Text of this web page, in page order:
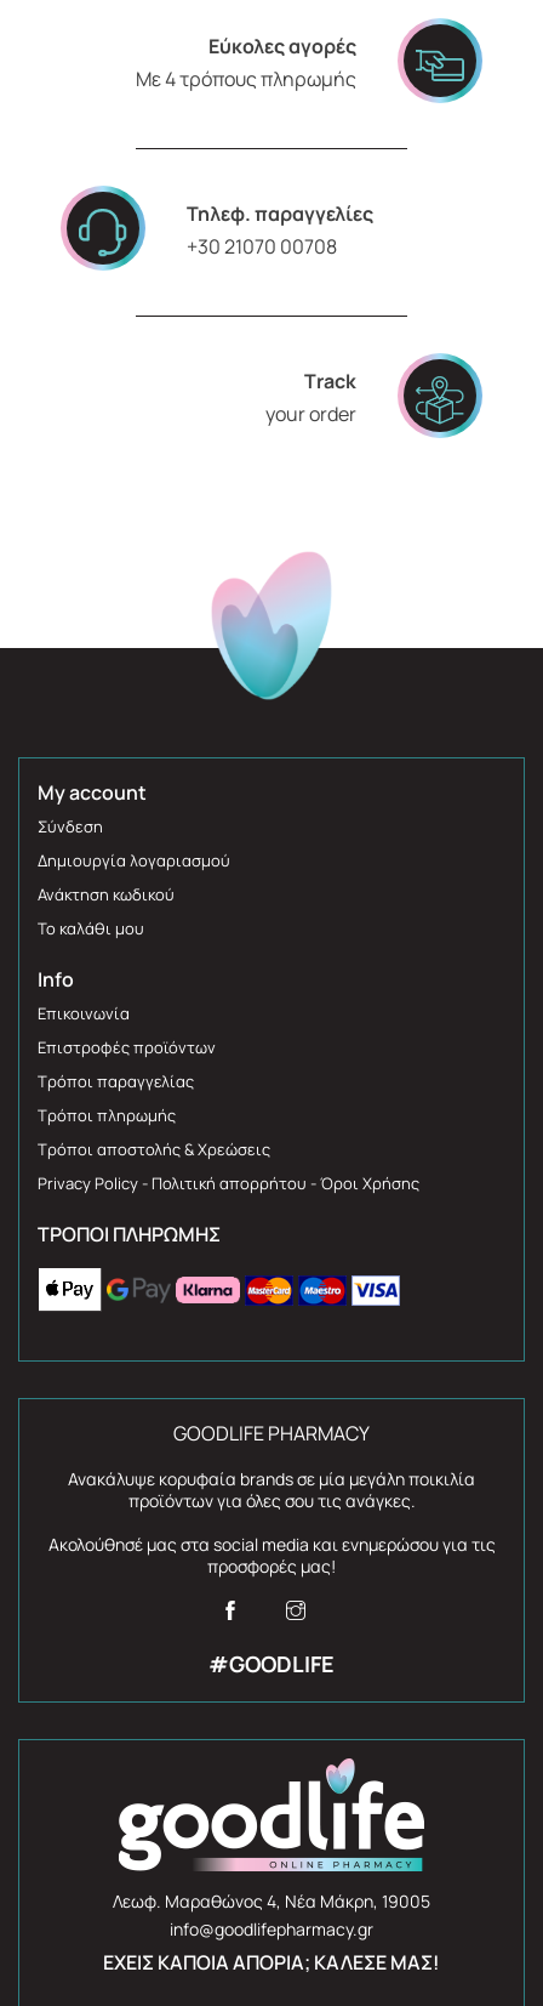
Εύκολες αγορές
Με 4 τρόπους πληρωμής
Τηλεφ. παραγγελίες
+30 21070 00708
Τrack
your order
My account
Σύνδεση
Δημιουργία λογαριασμού
Ανάκτηση κωδικού
Το καλάθι μου
Info
Επικοινωνία
Επιστροφές προϊόντων
Τρόποι παραγγελίας
Τρόποι πληρωμής
Τρόποι αποστολής & Χρεώσεις
Privacy Policy - Πολιτική απορρήτου - Όροι Χρήσης
ΤΡΌΠΟΙ ΠΛΗΡΩΜΉΣ
GOODLIFE PHARMACY
Ανακάλυψε κορυφαία brands σε μία μεγάλη ποικιλία
προϊόντων για όλες σου τις ανάγκες.
Ακολούθησέ μας στα social media και ενημερώσου για τις
προσφορές μας!
#GOODLIFE
Λεωφ. Μαραθώνος 4, Νέα Μάκρη, 19005
info@goodlifepharmacy.gr
ΈΧΕΙΣ ΚΆΠΟΙΑ ΑΠΟΡΊΑ; ΚΆΛΕΣΈ ΜΑΣ!